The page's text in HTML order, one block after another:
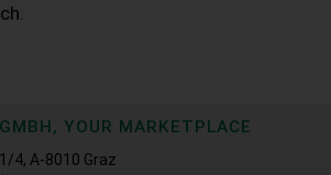
YOUR MARKETPLACE
4, A-8010 Graz